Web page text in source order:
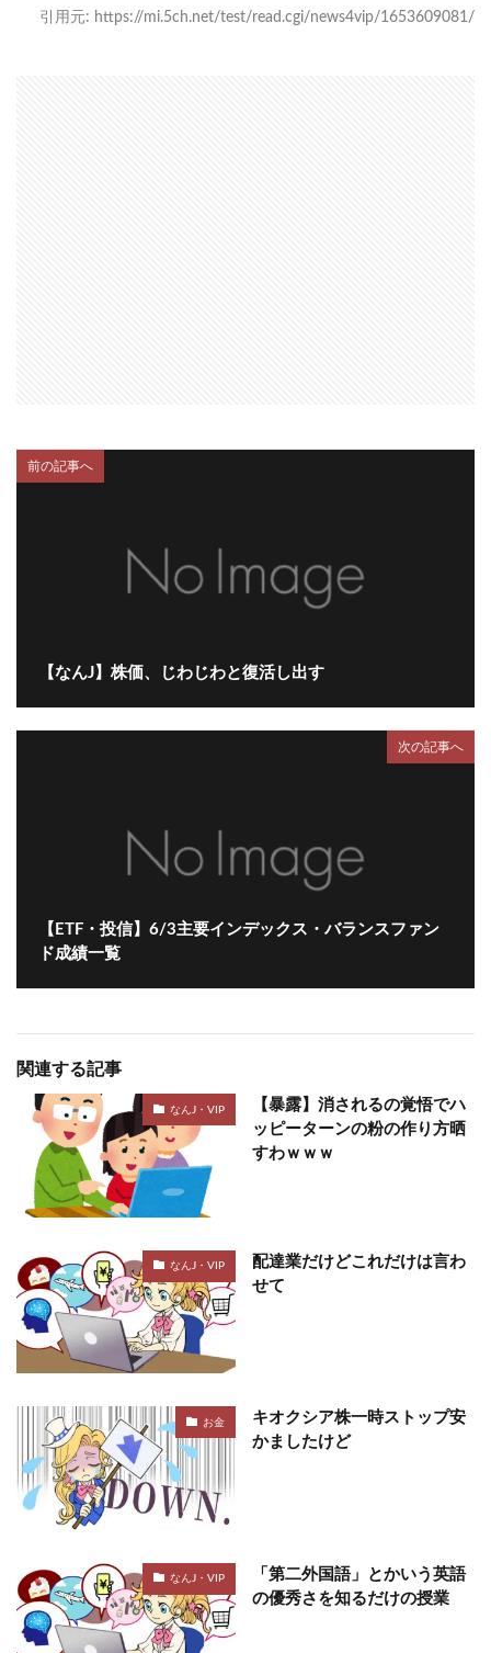
引用元: https://mi.5ch.net/test/read.cgi/news4vip/1653609081/
前の記事へ
【なんJ】株価、じわじわと復活し出す
次の記事へ
【ETF・投信】6/3主要インデックス・バランスファン
ド成績一覧
関連する記事
なんJ・VIP
【暴露】消されるの覚悟でハ
ッピーターンの粉の作り方晒
すわｗｗｗ
なんJ・VIP
配達業だけどこれだけは言わ
せて
お金
キオクシア株一時ストップ安
かましたけど
なんJ・VIP
「第二外国語」とかいう英語
の優秀さを知るだけの授業